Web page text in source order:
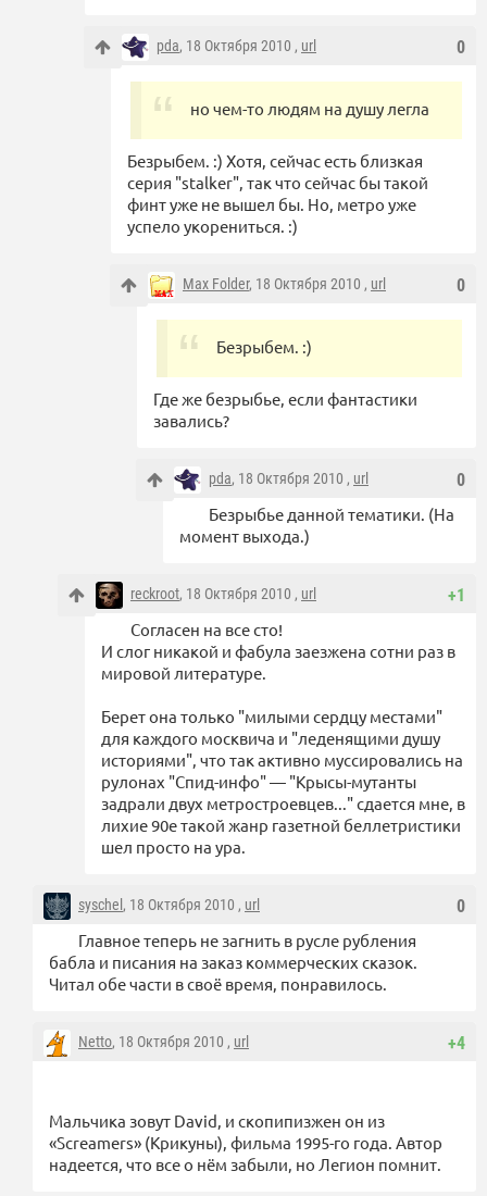
0
pda, 18 Октября 2010 , url
но чем-то людям на душу легла
Безрыбем. :) Хотя, сейчас есть близкая
серия "stalker", так что сейчас бы такой
финт уже не вышел бы. Но, метро уже
успело укорениться. :)
0
Max Folder, 18 Октября 2010 , url
Безрыбем. :)
Где же безрыбье, если фантастики
завались?
0
pda, 18 Октября 2010 , url
Безрыбье данной тематики. (На
момент выхода.)
+1
reckroot, 18 Октября 2010 , url
Согласен на все сто!
И слог никакой и фабула заезжена сотни раз в
мировой литературе.
Берет она только "милыми сердцу местами"
для каждого москвича и "леденящими душу
историями", что так активно муссировались на
рулонах "Спид-инфо" — "Крысы-мутанты
задрали двух метростроевцев..." сдается мне, в
лихие 90е такой жанр газетной беллетристики
шел просто на ура.
0
syschel , 18 Октября 2010 , url
Главное теперь не загнить в русле рубления
бабла и писания на заказ коммерческих сказок.
Читал обе части в своё время, понравилось.
+4
Netto, 18 Октября 2010 , url
Мальчика зовут David, и скопипизжен он из
«Screamers» (Крикуны), фильма 1995-го года. Автор
надеется, что все о нём забыли, но Легион помнит.